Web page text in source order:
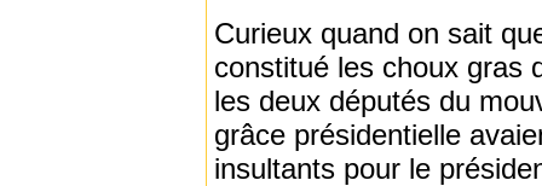
Curieux quand on sait
constitué les choux gras
les deux députés du
grâce présidentielle
insultants pour le